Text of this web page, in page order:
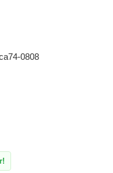
0808